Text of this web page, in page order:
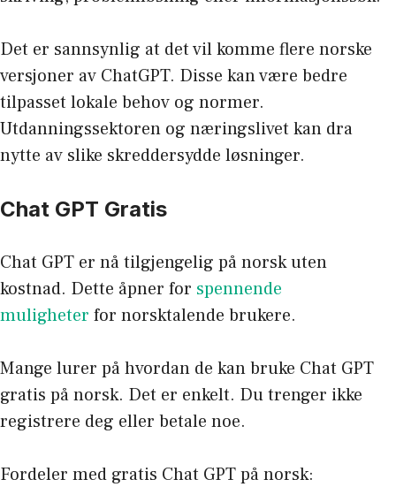
Det er sannsynlig at det vil komme flere norske
versjoner av ChatGPT. Disse kan være bedre
tilpasset lokale behov og normer.
Utdanningssektoren og næringslivet kan dra
nytte av slike skreddersydde løsninger.
Chat GPT Gratis
Chat GPT er nå tilgjengelig på norsk uten
kostnad. Dette åpner for spennende
muligheter for norsktalende brukere.
Mange lurer på hvordan de kan bruke Chat GPT
gratis på norsk. Det er enkelt. Du trenger ikke
registrere deg eller betale noe.
Fordeler med gratis Chat GPT på norsk: